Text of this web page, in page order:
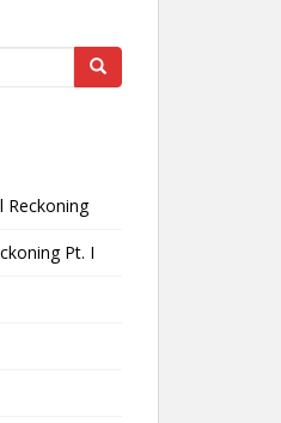
Reckoning
Pt. I